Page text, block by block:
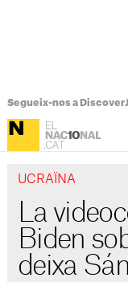
Segueix-nos a Discover
UCRAÏNA
La
Biden
deixa